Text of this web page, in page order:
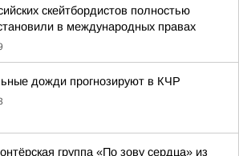
скейтбордистов полностью
в международных правах
дожди прогнозируют в КЧР
группа «По зову сердца» из